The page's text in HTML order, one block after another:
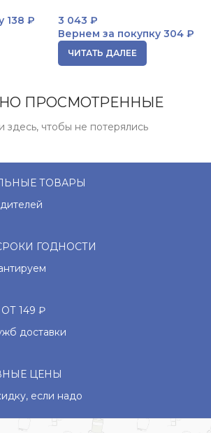
138 ₽ 3 043 ₽
Вернем за покупку 304 ₽
ЧИТАТЬ ДАЛЕЕ
ПРОСМОТРЕННЫЕ
здесь, чтобы не потерялись
ТОВАРЫ
ГОДНОСТИ
149 ₽
доставки
ЦЕНЫ
если надо